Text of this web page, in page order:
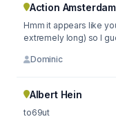
Action Amsterdam
Hmm it appears like
extremely long)
Dominic
Albert Hein
to69ut